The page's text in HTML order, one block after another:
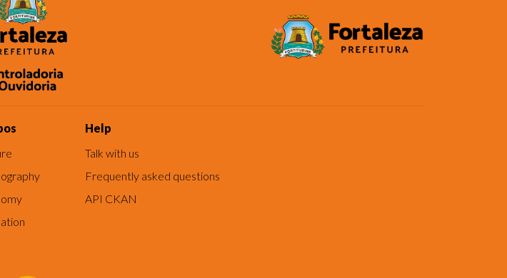
Help
Talk with us
Frequently asked questions
API CKAN